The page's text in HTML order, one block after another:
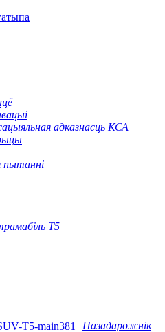
адказнасць КСА
пытанні
T5
Пазадарожнік